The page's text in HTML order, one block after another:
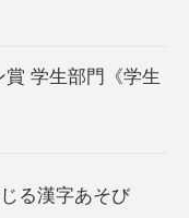
学生部門《学生
る漢字あそび